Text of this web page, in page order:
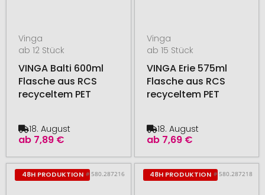
Vinga
ab 12 Stück
VINGA Balti 600ml
Flasche aus RCS
recyceltem PET
ab 7,89 €
18. August
Vinga
ab 15 Stück
VINGA Erie 575ml
Flasche aus RCS
recyceltem PET
ab 7,69 €
18. August
48H PRODUKTION # 580.287216 48H PRODUKTION # 580.287218